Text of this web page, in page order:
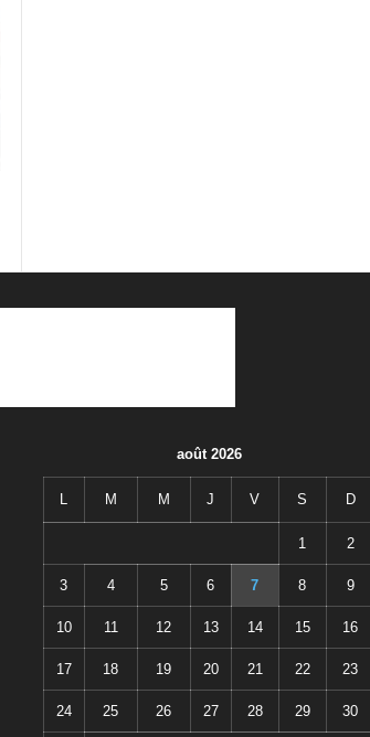
août 2026
L M M J V S D
1 2
3 4 5 6 7 8 9
10 11 12 13 14 15 16
17 18 19 20 21 22 23
24 25 26 27 28 29 30